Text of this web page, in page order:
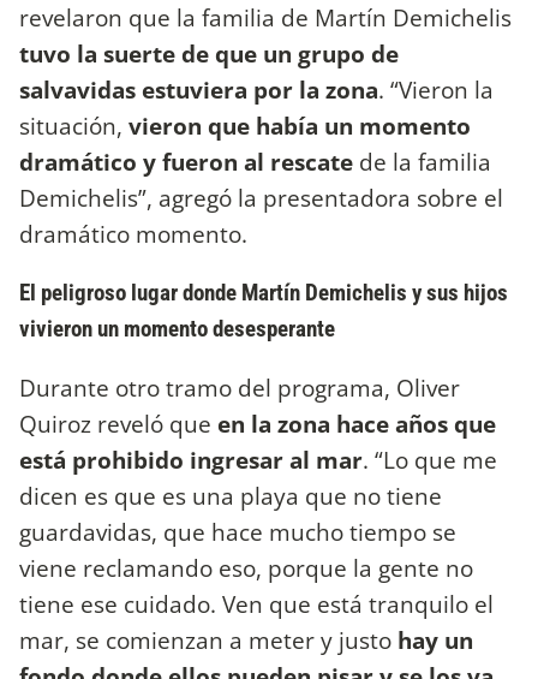
revelaron que la familia de Martín Demichelis
tuvo la suerte de que un grupo de
salvavidas estuviera por la zona. “Vieron la
situación, vieron que había un momento
dramático y fueron al rescate de la familia
Demichelis”, agregó la presentadora sobre el
dramático momento.
El peligroso lugar donde Martín Demichelis y sus hijos
vivieron un momento desesperante
Durante otro tramo del programa, Oliver
Quiroz reveló que en la zona hace años que
está prohibido ingresar al mar. “Lo que me
dicen es que es una playa que no tiene
guardavidas, que hace mucho tiempo se
viene reclamando eso, porque la gente no
tiene ese cuidado. Ven que está tranquilo el
mar, se comienzan a meter y justo hay un